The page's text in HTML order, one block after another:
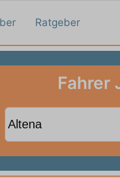
Ratgeber
Fahrer